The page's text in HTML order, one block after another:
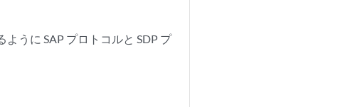
うに SAP プロトコルと SDP プ